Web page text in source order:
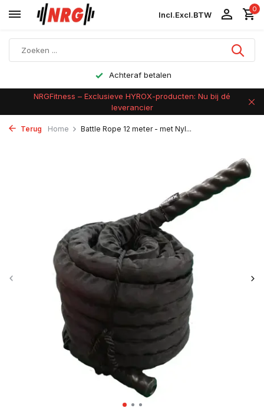
Incl.Excl.BTW
0
Achteraf betalen
NRGFitness – Exclusieve HYROX-producten: Nu bij dé
leverancier
Terug Home Battle Rope 12 meter - met Nyl...